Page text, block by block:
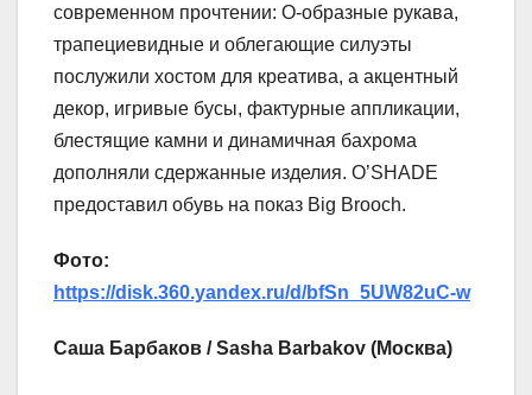
современном прочтении: О-образные рукава,
трапециевидные и облегающие силуэты
послужили хостом для креатива, а акцентный
декор, игривые бусы, фактурные аппликации,
блестящие камни и динамичная бахрома
дополняли сдержанные изделия. O’SHADE
предоставил обувь на показ Big Brooch.
Фото:
https://disk.360.yandex.ru/d/bfSn_5UW82uC-w
Саша Барбаков / Sasha Barbakov (Москва)